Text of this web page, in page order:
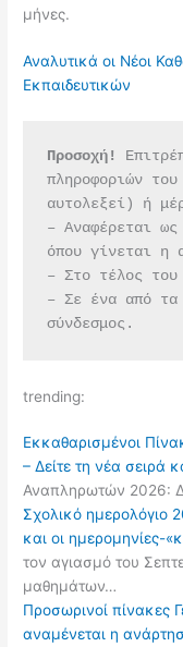
μήνες.
Αναλυτικά οι Νέοι
Εκπαιδευτικών
Προσοχή!
πληροφοριών
αυτολεξεί) ή
– Αναφέρεται ως
όπου γίνεται η
– Στο τέλος
– Σε ένα από τα
σύνδεσμος.
trending:
Εκκαθαρισμένοι
– Δείτε τη νέα σειρά
Αναπληρωτών 2026:
Σχολικό ημερολόγιο
και οι ημερομηνίες-
τον αγιασμό του
μαθημάτων…
Προσωρινοί πίνακες
αναμένεται η